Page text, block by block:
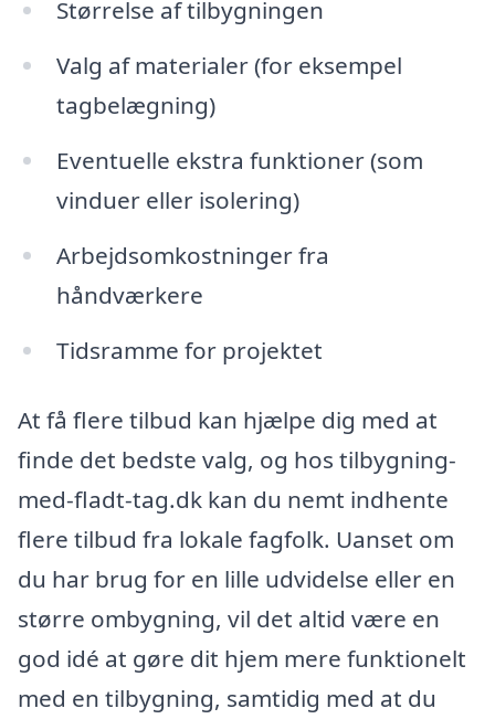
Størrelse af tilbygningen
Valg af materialer (for eksempel
tagbelægning)
Eventuelle ekstra funktioner (som
vinduer eller isolering)
Arbejdsomkostninger fra
håndværkere
Tidsramme for projektet
At få flere tilbud kan hjælpe dig med at
finde det bedste valg, og hos tilbygning-
med-fladt-tag.dk kan du nemt indhente
flere tilbud fra lokale fagfolk. Uanset om
du har brug for en lille udvidelse eller en
større ombygning, vil det altid være en
god idé at gøre dit hjem mere funktionelt
med en tilbygning, samtidig med at du